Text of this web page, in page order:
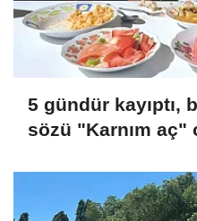
5 gündür kayıptı,
sözü "Karnım aç"